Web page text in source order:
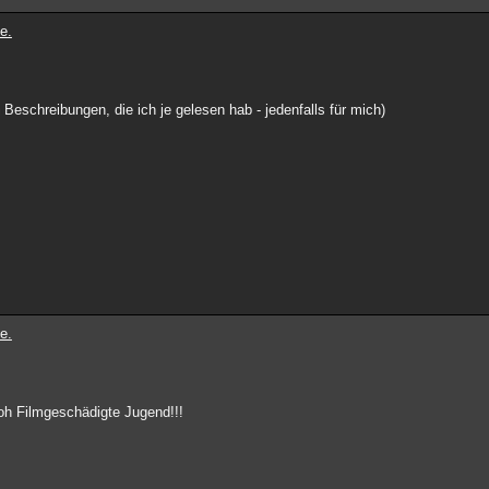
die ich je gelesen hab - jedenfalls für mich)
Filmgeschädigte Jugend!!!